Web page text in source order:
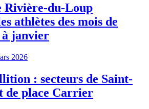
Rivière-du-Loup
athlètes des mois de
à janvier
2026
: secteurs de Saint-
de place Carrier